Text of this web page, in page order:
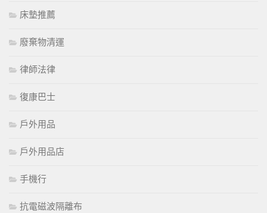
床墊推薦
廢棄物清運
律師法律
復康巴士
戶外用品
戶外用品店
手機行
抗電磁波隔離布